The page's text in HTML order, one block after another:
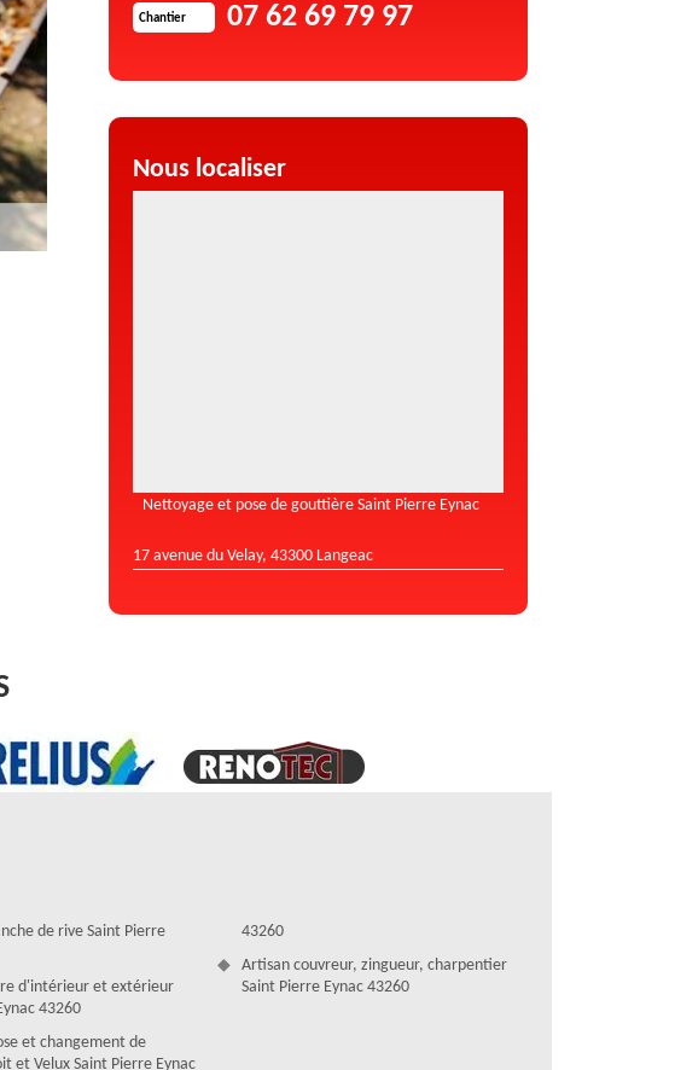
faire très
du
appel
Chantier 07 62 69 79 97
Nous localiser
Nettoyage et pose de gouttière Saint Pierre Eynac
17 avenue du Velay, 43300 Langeac
de rive Saint Pierre
d'intérieur et extérieur
43260
et changement de
et Velux Saint Pierre Eynac
43260
Artisan couvreur, zingueur, charpentier
Saint Pierre Eynac 43260